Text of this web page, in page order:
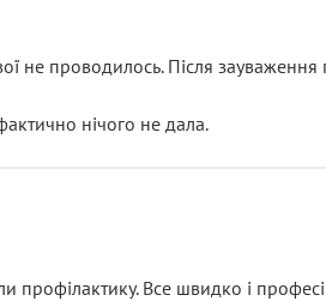
не проводилось. Після
нічого не дала.
профілактику. Все швидко і